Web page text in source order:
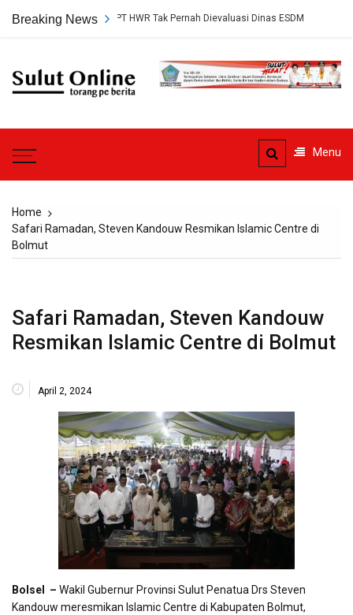
Breaking News
Tambang PT HWR Tak Pernah Dievaluasi Dinas ESDM
Sulut
Menu
Home
Safari Ramadan, Steven Kandouw Resmikan Islamic Centre di
Bolmut
Safari Ramadan, Steven Kandouw
Resmikan Islamic Centre di Bolmut
April 2, 2024
Bolsel – Wakil Gubernur Provinsi Sulut Penatua Drs Steven
Kandouw meresmikan Islamic Centre di Kabupaten Bolmut,